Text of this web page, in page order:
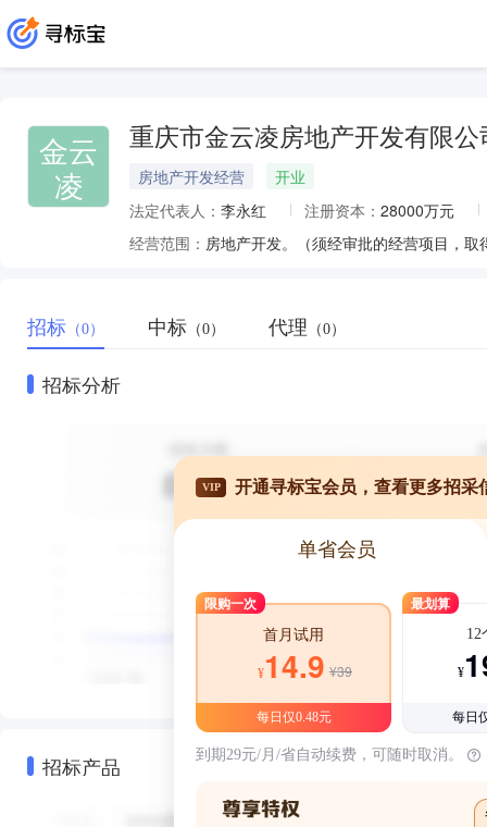
金云
凌
重庆市金云凌房地产开发有限公
房地产开发经营
开业
法定代表人： 李永红 注册资本： 28000万元
经营范围： 房地产开发。（须经审批的经营项目，
招标 （0） 中标 （0） 代理 （0）
招标分析
招标产品
VIP 开通寻标宝会员，查看更多招采
单省会员
限购一次
首月试用
¥14.9 ¥39
每日仅0.48元
最划算
12
¥
每日
到期29元/月/省自动续费，可随时取消。